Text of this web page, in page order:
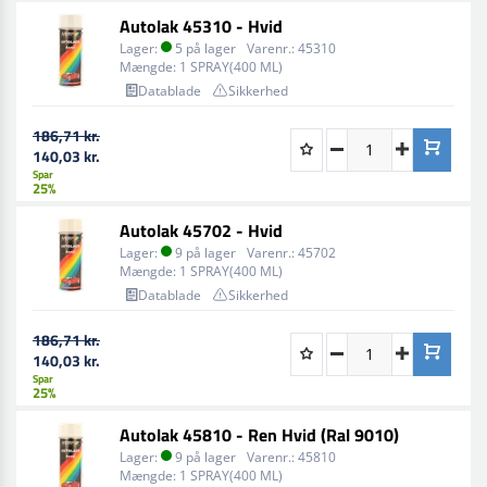
Autolak 45310 - Hvid
Lager: 5 på lager Varenr.: 45310
Mængde: 1 SPRAY(400 ML)
Datablade
Sikkerhed
186,71 kr.
140,03 kr.
Spar
25%
Autolak 45702 - Hvid
Lager: 9 på lager Varenr.: 45702
Mængde: 1 SPRAY(400 ML)
Datablade
Sikkerhed
186,71 kr.
140,03 kr.
Spar
25%
Autolak 45810 - Ren Hvid (Ral 9010)
Lager: 9 på lager Varenr.: 45810
Mængde: 1 SPRAY(400 ML)